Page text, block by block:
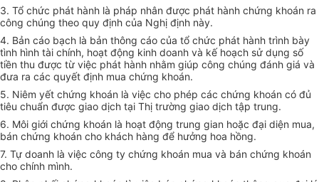
3. Tổ chức phát hành là pháp nhân được phát hành chứng khoán ra
công chúng theo quy định của Nghị định này.
4. Bản cáo bạch là bản thông cáo của tổ chức phát hành trình bày
tình hình tài chính, hoạt động kinh doanh và kế hoạch sử dụng số
tiền thu được từ việc phát hành nhằm giúp công chúng đánh giá và
đưa ra các quyết định mua chứng khoán.
5. Niêm yết chứng khoán là việc cho phép các chứng khoán có đủ
tiêu chuẩn được giao dịch tại Thị trường giao dịch tập trung.
6. Môi giới chứng khoán là hoạt động trung gian hoặc đại diện mua,
bán chứng khoán cho khách hàng để hưởng hoa hồng.
7. Tự doanh là việc công ty chứng khoán mua và bán chứng khoán
cho chính mình.